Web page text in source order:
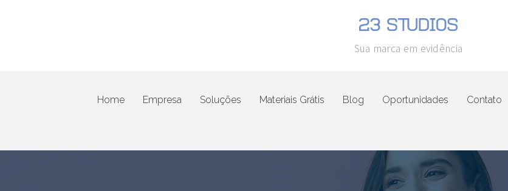
Sua marca em evidência
Home Empresa Soluções Materiais Grátis Blog Oportunidades Contato